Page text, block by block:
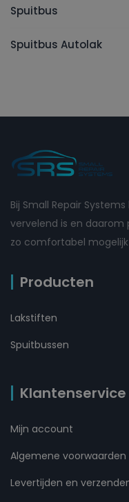
Spuitbus
Spuitbus Autolak
Bij Small Repair
vervelend is en daarom
zo comfortabel
Producten
Lakstiften
Spuitbussen
Klantenservice
Mijn account
Algemene voorwaarden
Levertijden en